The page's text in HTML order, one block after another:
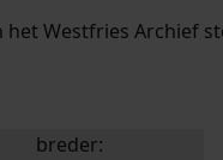
Westfries Archief
uw zoekopdracht te
breder: